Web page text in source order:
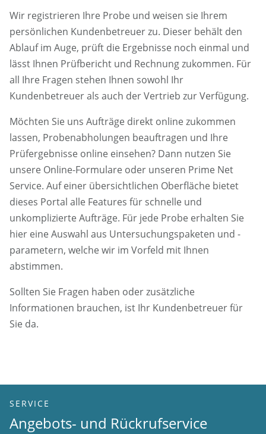
Wir registrieren Ihre Probe und weisen sie Ihrem
persönlichen Kundenbetreuer zu. Dieser behält den
Ablauf im Auge, prüft die Ergebnisse noch einmal und
lässt Ihnen Prüfbericht und Rechnung zukommen. Für
all Ihre Fragen stehen Ihnen sowohl Ihr
Kundenbetreuer als auch der Vertrieb zur Verfügung.
Möchten Sie uns Aufträge direkt online zukommen
lassen, Probenabholungen beauftragen und Ihre
Prüfergebnisse online einsehen? Dann nutzen Sie
unsere Online-Formulare oder unseren Prime Net
Service. Auf einer übersichtlichen Oberfläche bietet
dieses Portal alle Features für schnelle und
unkomplizierte Aufträge. Für jede Probe erhalten Sie
hier eine Auswahl aus Untersuchungspaketen und -
parametern, welche wir im Vorfeld mit Ihnen
abstimmen.
Sollten Sie Fragen haben oder zusätzliche
Informationen brauchen, ist Ihr Kundenbetreuer für
Sie da.
SERVICE
Angebots- und Rückrufservice